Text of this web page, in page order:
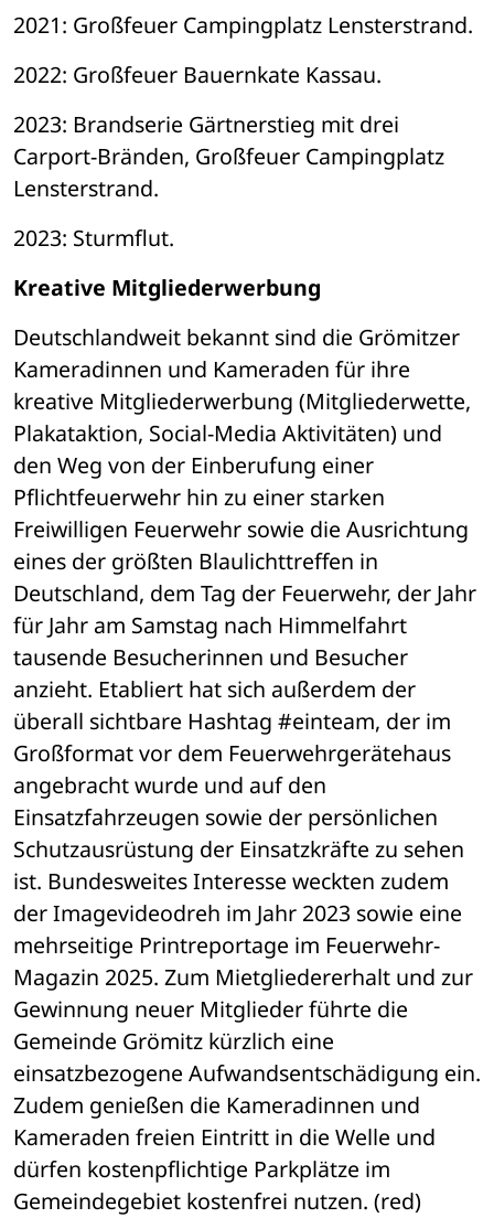
2021: Großfeuer Campingplatz Lensterstrand.
2022: Großfeuer Bauernkate Kassau.
2023: Brandserie Gärtnerstieg mit drei
Carport-Bränden, Großfeuer Campingplatz
Lensterstrand.
2023: Sturmflut.
Kreative Mitgliederwerbung
Deutschlandweit bekannt sind die Grömitzer
Kameradinnen und Kameraden für ihre
kreative Mitgliederwerbung (Mitgliederwette,
Plakataktion, Social-Media Aktivitäten) und
den Weg von der Einberufung einer
Pflichtfeuerwehr hin zu einer starken
Freiwilligen Feuerwehr sowie die Ausrichtung
eines der größten Blaulichttreffen in
Deutschland, dem Tag der Feuerwehr, der Jahr
für Jahr am Samstag nach Himmelfahrt
tausende Besucherinnen und Besucher
anzieht. Etabliert hat sich außerdem der
überall sichtbare Hashtag #einteam, der im
Großformat vor dem Feuerwehrgerätehaus
angebracht wurde und auf den
Einsatzfahrzeugen sowie der persönlichen
Schutzausrüstung der Einsatzkräfte zu sehen
ist. Bundesweites Interesse weckten zudem
der Imagevideodreh im Jahr 2023 sowie eine
mehrseitige Printreportage im Feuerwehr-
Magazin 2025. Zum Mietgliedererhalt und zur
Gewinnung neuer Mitglieder führte die
Gemeinde Grömitz kürzlich eine
einsatzbezogene Aufwandsentschädigung ein.
Zudem genießen die Kameradinnen und
Kameraden freien Eintritt in die Welle und
dürfen kostenpflichtige Parkplätze im
Gemeindegebiet kostenfrei nutzen. (red)